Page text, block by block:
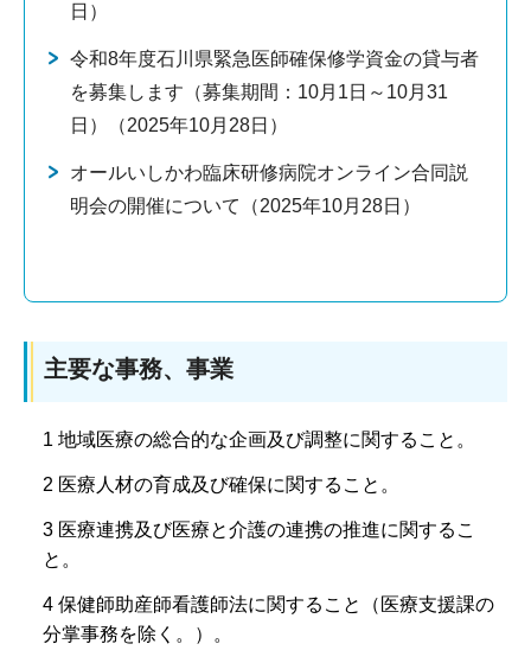
日）
令和8年度石川県緊急医師確保修学資金の貸与者
を募集します（募集期間：10月1日～10月31
日）（2025年10月28日）
オールいしかわ臨床研修病院オンライン合同説
明会の開催について（2025年10月28日）
主要な事務、事業
1 地域医療の総合的な企画及び調整に関すること。
2 医療人材の育成及び確保に関すること。
3 医療連携及び医療と介護の連携の推進に関するこ
と。
4 保健師助産師看護師法に関すること（医療支援課の
分掌事務を除く。）。